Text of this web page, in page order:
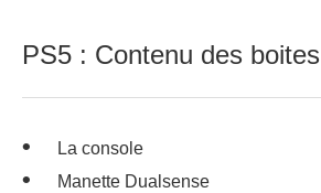
PS5 : Contenu des boites
La console
Manette Dualsense